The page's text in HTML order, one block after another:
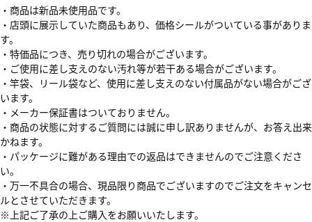
・商品は新品未使用品です。
・店頭に展示していた商品もあり、価格シールがついている事がありま
す。
・特価品につき、売り切れの場合がございます。
・ご使用に差し支えのない汚れ等が若干ある場合がございます。
・竿袋、リール袋など、使用に差し支えのない付属品がない場合がござ
います。
・メーカー保証書はついておりません。
・商品の状態に対するご質問には誠に申し訳ありませんが、お答え出来
かねます。
・パッケージに難がある理由での返品はできませんのでご注意くださ
い。
・万一不具合の場合、現品限り商品でございますのでご注文をキャンセ
ルとさせていただきます。
※上記ご了承の上ご購入をお願いいたします。